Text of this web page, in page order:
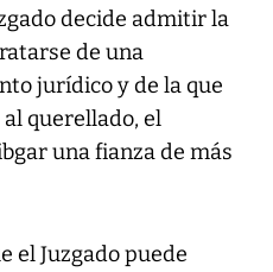
decide admitir la
de una
jurídico y de la que
querellado, el
una fianza de más
el Juzgado puede